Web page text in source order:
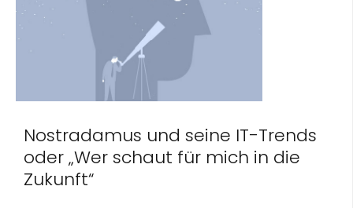
Nostradamus und seine IT-Trends
oder „Wer schaut für mich in die
Zukunft“